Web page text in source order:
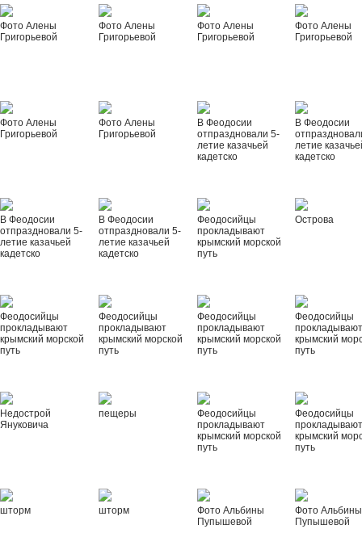
Фото Алены
Григорьевой
Фото Алены
Григорьевой
Фото Алены
Григорьевой
Фото Алены
Григорьевой
Фото Алены
Григорьевой
Фото Алены
Григорьевой
В Феодосии
отпраздновали 5-
летие казачьей
кадетско
В Феодосии
летие
кадетско
В Феодосии
отпраздновали 5-
летие казачьей
кадетско
В Феодосии
отпраздновали 5-
летие казачьей
кадетско
Феодосийцы
прокладывают
крымский морской
путь
Острова
Феодосийцы
прокладывают
крымский морской
путь
Феодосийцы
прокладывают
крымский морской
путь
Феодосийцы
прокладывают
крымский морской
путь
Феодосийцы
крымский
путь
Недострой
Януковича
пещеры
Феодосийцы
прокладывают
крымский морской
путь
Феодосийцы
крымский
путь
шторм шторм
Фото Альбины
Пупышевой
Фото Альбины
Пупышевой